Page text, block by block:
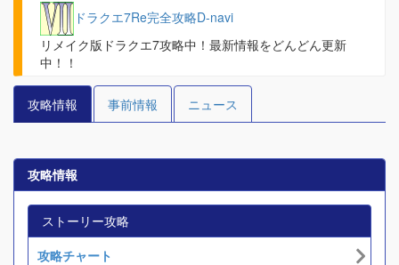
ドラクエ7Re完全攻略D-navi
リメイク版ドラクエ7攻略中！最新情報をどんどん更新
中！！
攻略情報 事前情報 ニュース
攻略情報
ストーリー攻略
攻略チャート